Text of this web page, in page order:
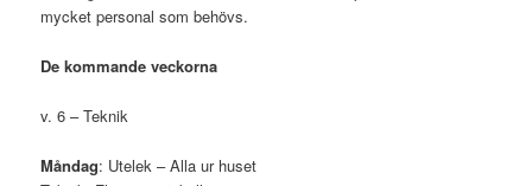
mycket personal som behövs.
De kommande veckorna
v. 6 – Teknik
Måndag: Utelek – Alla ur huset